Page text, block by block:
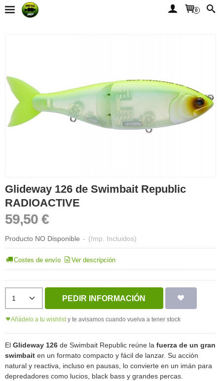
0
Glideway 126 de Swimbait Republic
RADIOACTIVE
59,50 €
Producto NO Disponible - (Imp. Incluidos)
Costes de envío Ver descripción
PEDIR INFORMACIÓN
Añádelo a tu wishlist y te avisamos cuando vuelva a tener stock
El Glideway 126 de Swimbait Republic reúne la fuerza de un gran
swimbait en un formato compacto y fácil de lanzar. Su acción
natural y reactiva, incluso en pausas, lo convierte en un imán para
depredadores como lucios, black bass y grandes percas.